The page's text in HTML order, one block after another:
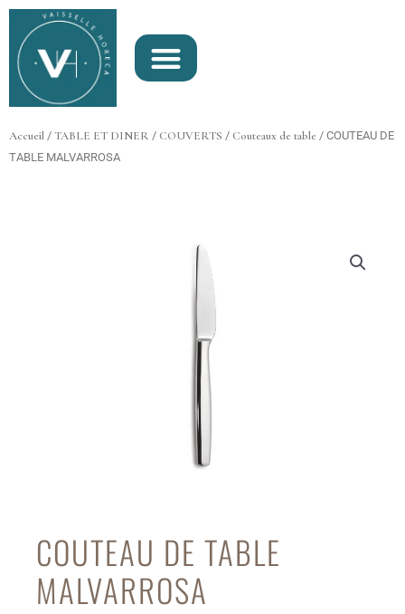
Aller
contenu
Accueil / TABLE ET DINER / COUVERTS / Couteaux de table / COUTEAU DE
TABLE MALVARROSA
COUTEAU DE TABLE
MALVARROSA